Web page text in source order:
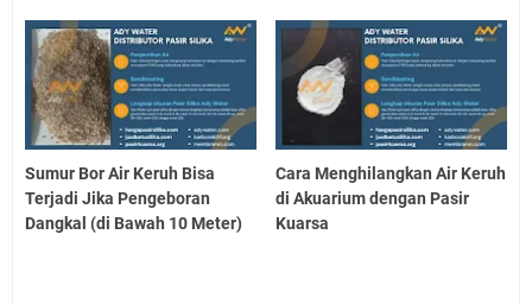
Sumur Bor Air Keruh Bisa
Terjadi Jika Pengeboran
Dangkal (di Bawah 10 Meter)
Cara Menghilangkan Air Keruh
di Akuarium dengan Pasir
Kuarsa